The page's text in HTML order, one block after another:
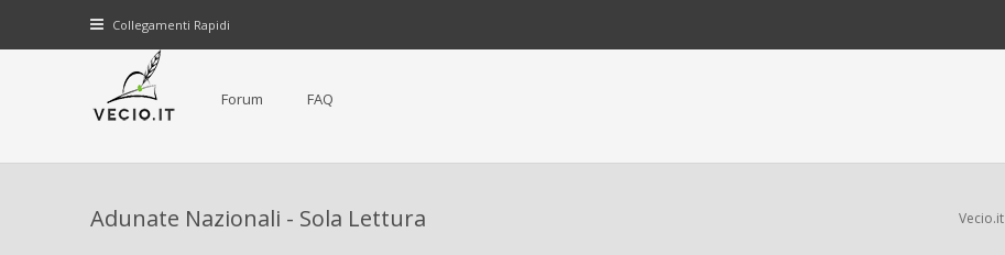
Collegamenti Rapidi
Forum FAQ
Adunate Nazionali - Sola Lettura Vecio.it